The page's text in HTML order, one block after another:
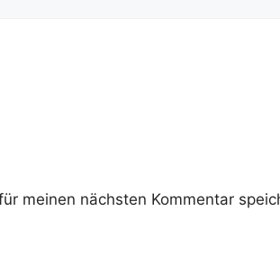
meinen nächsten Kommentar